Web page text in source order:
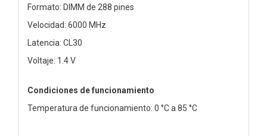
Formato: DIMM de 288 pines
Velocidad: 6000 MHz
Latencia: CL30
Voltaje: 1.4 V
Condiciones de funcionamiento
Temperatura de funcionamiento: 0 °C a 85 °C